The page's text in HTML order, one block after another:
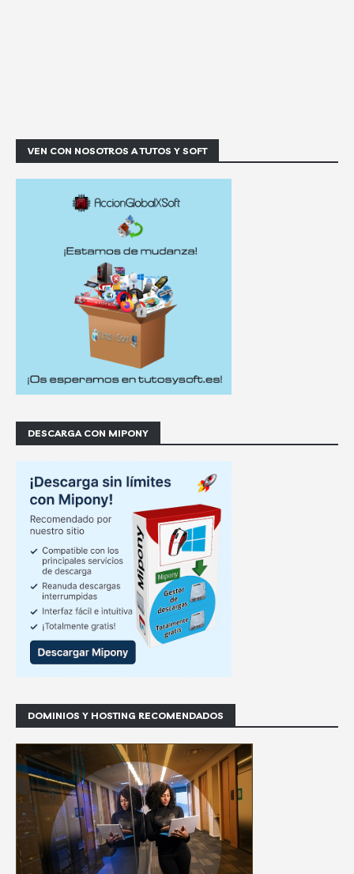
VEN CON NOSOTROS A TUTOS Y SOFT
DESCARGA CON MIPONY
DOMINIOS Y HOSTING RECOMENDADOS